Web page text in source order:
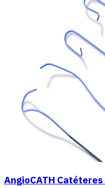
AngioCATH Catéteres